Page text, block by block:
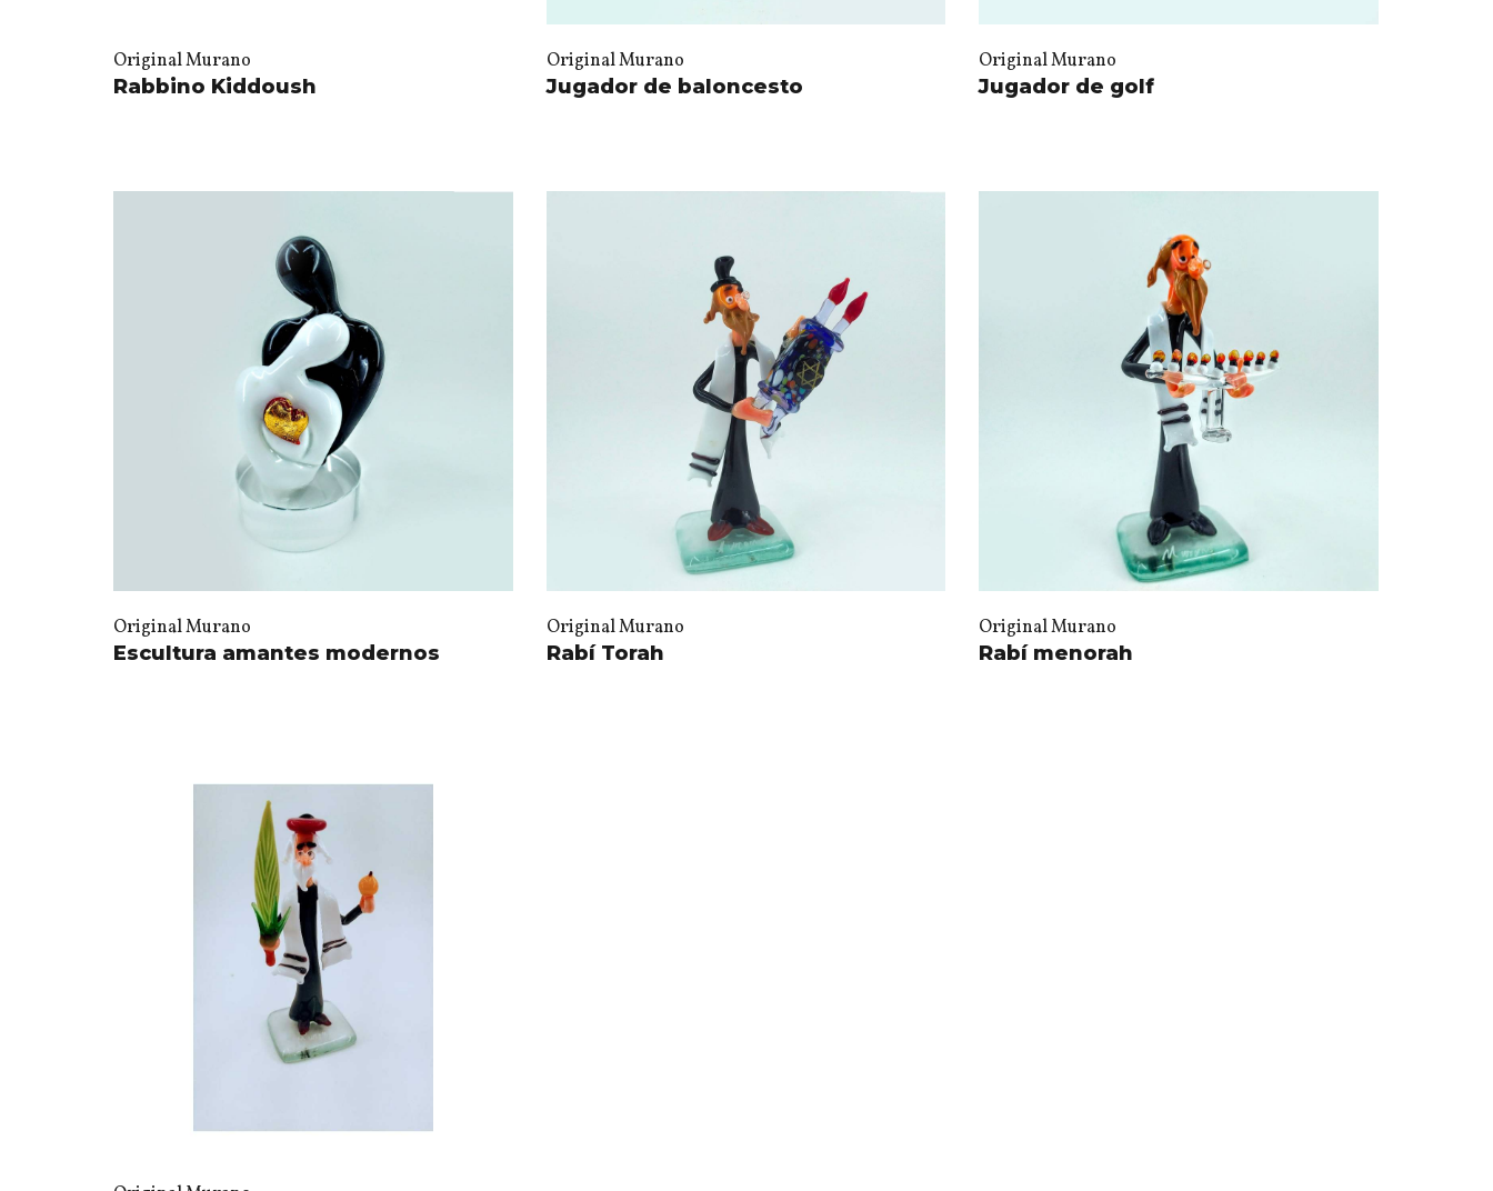
Original Murano
Rabbino Kiddoush
Original Murano
Jugador de baloncesto
Original Murano
Jugador de golf
Original Murano
Escultura amantes modernos
Original Murano
Rabí Torah
Original Murano
Rabí menorah